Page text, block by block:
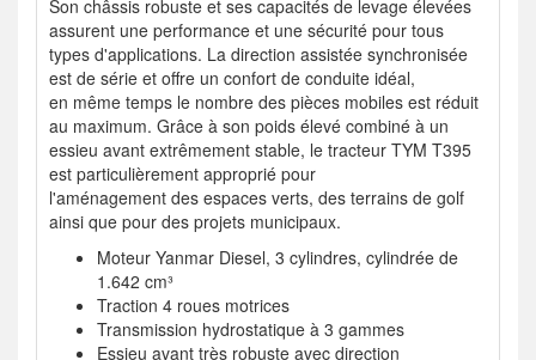
Son châssis robuste et ses capacités de levage élevées
assurent une performance et une sécurité pour tous
types d'applications. La direction assistée synchronisée
est de série et offre un confort de conduite idéal,
en même temps le nombre des pièces mobiles est réduit
au maximum. Grâce à son poids élevé combiné à un
essieu avant extrêmement stable, le tracteur TYM T395
est particulièrement approprié pour
l'aménagement des espaces verts, des terrains de golf
ainsi que pour des projets municipaux.
Moteur Yanmar Diesel, 3 cylindres, cylindrée de
1.642 cm³
Traction 4 roues motrices
Transmission hydrostatique à 3 gammes
Essieu avant très robuste avec direction